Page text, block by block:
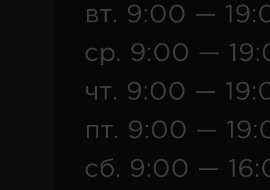
вт. 9:00 —
ср. 9:00 —
чт. 9:00 —
пт. 9:00 —
сб. 9:00 —